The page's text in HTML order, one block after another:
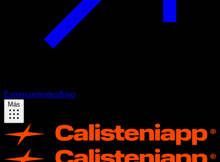
EntrenamientosBlog
Más